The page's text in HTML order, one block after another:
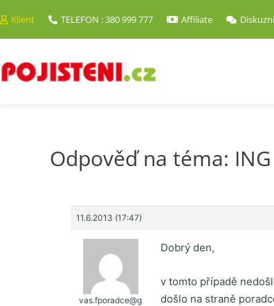
Klient TELEFON : 380 999 777 Affiliate
Odpověď na téma:
11.6.2013 (17:47)
vas.fporadce@g
Dobrý den,
v tomto případě
došlo na straně